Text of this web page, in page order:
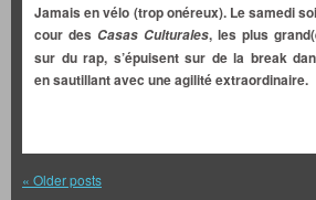
Jamais en vélo (trop onéreux). Le samedi
cour des Casas Culturales, les plus
sur du rap, s’épuisent sur de la break
ensautillant avec une agilité extraordinaire.
« Older posts